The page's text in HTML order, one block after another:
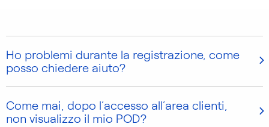
Ho problemi durante la registrazione, come
posso chiedere aiuto?
Come mai, dopo l’accesso all’area clienti,
non visualizzo il mio POD?